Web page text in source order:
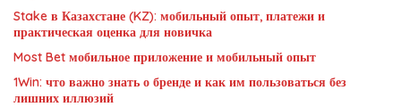
Stake в Казахстане (KZ): мобильный опыт, платежи и
практическая оценка для новичка
Most Bet мобильное приложение и мобильный опыт
1Win: что важно знать о бренде и как им пользоваться без
лишних иллюзий